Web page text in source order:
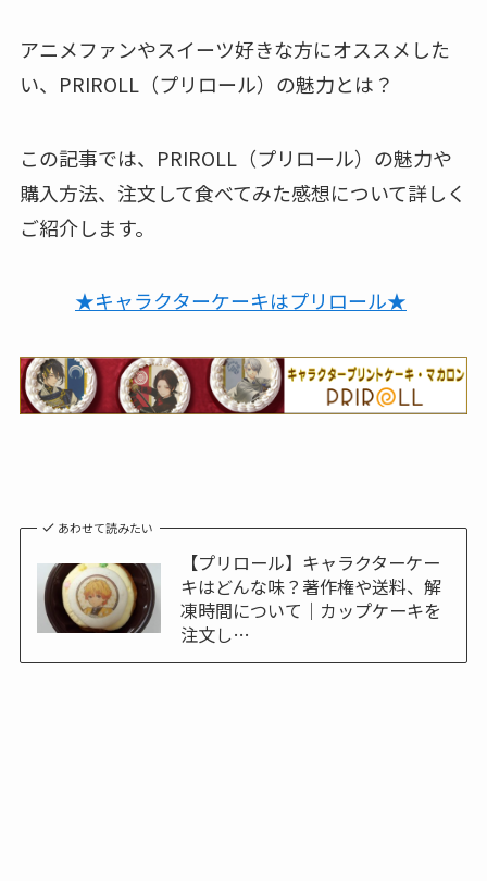
アニメファンやスイーツ好きな方にオススメした
い、PRIROLL（プリロール）の魅力とは？
この記事では、PRIROLL（プリロール）の魅力や
購入方法、注文して食べてみた感想について詳しく
ご紹介します。
★キャラクターケーキはプリロール★
あわせて読みたい
【プリロール】キャラクターケー
キはどんな味？著作権や送料、解
凍時間について｜カップケーキを
注文し…